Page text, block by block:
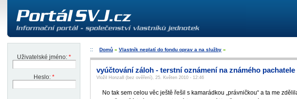
Uživatelské jméno: *
Heslo: *
Domů » Vlastník neplatí do fondu oprav a na služby »
vyúčtování záloh - terstní oznámení na známého pachatele
Vložil Honza8 (bez ověření), 25. Květen 2010 - 12:46
No tak sem celou věc ještě řešil s kamarádkou „právničkou“ a ta me